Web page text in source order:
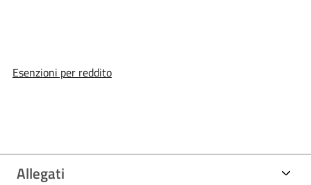
Esenzioni per reddito
Allegati